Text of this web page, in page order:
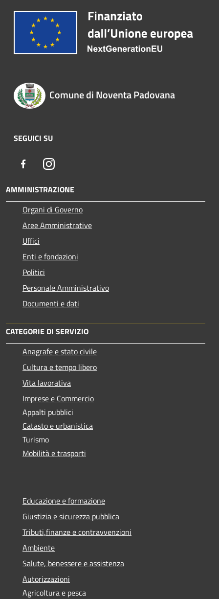
Comune di Noventa Padovana
SEGUICI SU
FacebookInstagram
AMMINISTRAZIONE
Organi di Governo
Aree Amministrative
Uffici
Enti e fondazioni
Politici
Personale Amministrativo
Documenti e dati
CATEGORIE DI SERVIZIO
Anagrafe e stato civile
Cultura e tempo libero
Vita lavorativa
Imprese e Commercio
Appalti pubblici
Catasto e urbanistica
Turismo
Mobilità e trasporti
Educazione e formazione
Giustizia e sicurezza pubblica
Tributi,finanze e contravvenzioni
Ambiente
Salute, benessere e assistenza
Autorizzazioni
Agricoltura e pesca